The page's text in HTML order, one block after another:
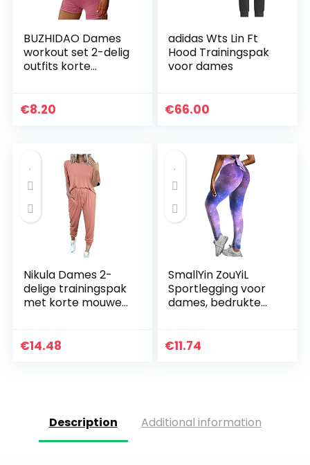
BUZHIDAO Dames
workout set 2-delig
outfits korte
taille yoga shorts
€8.20
adidas Wts Lin Ft
Hood Trainingspak
voor dames
€66.00
Nikula Dames 2-
delige trainingspak
met korte mouwen
Sweatshirt en
€14.48
SmallYin ZouYiL
Sportlegging voor
dames, bedrukte
gym, leggings,
€11.74
Description Additional information